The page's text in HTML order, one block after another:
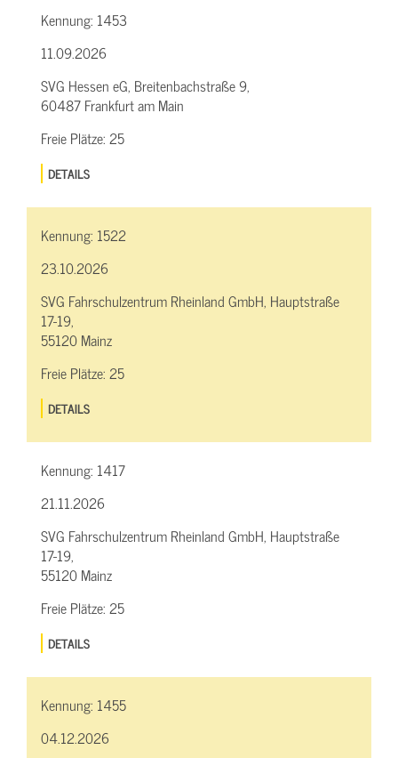
Kennung: 1453
11.09.2026
SVG Hessen eG, Breitenbachstraße 9,
60487 Frankfurt am Main
Freie Plätze:25
DETAILS
Kennung: 1522
23.10.2026
SVG Fahrschulzentrum Rheinland GmbH, Hauptstraße
17-19,
55120 Mainz
Freie Plätze:25
DETAILS
Kennung: 1417
21.11.2026
SVG Fahrschulzentrum Rheinland GmbH, Hauptstraße
17-19,
55120 Mainz
Freie Plätze:25
DETAILS
Kennung: 1455
04.12.2026